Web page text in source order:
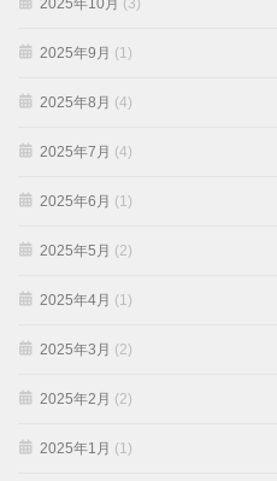
2025年10月 (3)
2025年9月 (1)
2025年8月 (4)
2025年7月 (4)
2025年6月 (1)
2025年5月 (2)
2025年4月 (1)
2025年3月 (2)
2025年2月 (2)
2025年1月 (1)